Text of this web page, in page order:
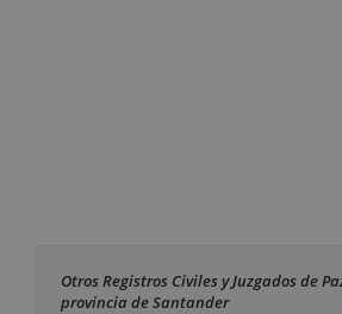
Otros Registros Civiles y Juzgados de
provincia de Santander